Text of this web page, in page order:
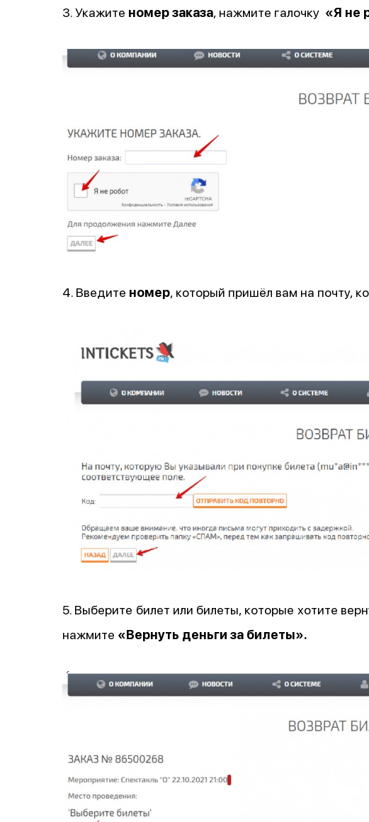
3. Укажите номер заказа, нажмите галочку «Я не
4. Введите номер, который пришёл вам на почту,
5. Выберите билет или билеты, которые хотите
нажмите «Вернуть деньги за билеты».